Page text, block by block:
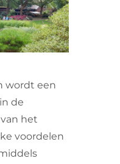
wordt een
de
het
voordelen